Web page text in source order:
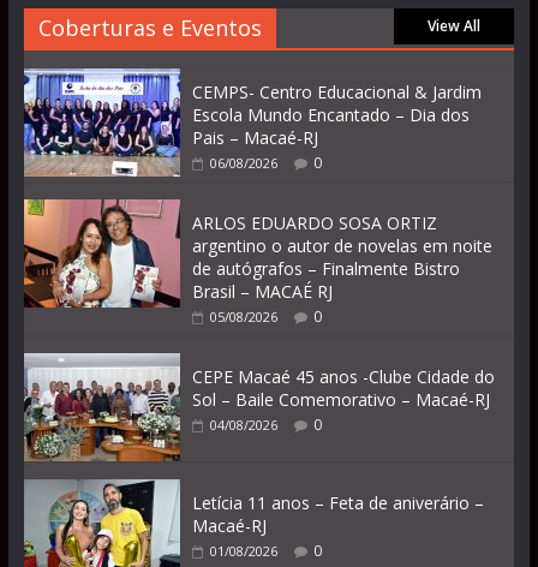
Coberturas e Eventos View All
CEMPS- Centro Educacional & Jardim
Escola Mundo Encantado – Dia dos
Pais – Macaé-RJ
06/08/2026 0
ARLOS EDUARDO SOSA ORTIZ
argentino o autor de novelas em noite
de autógrafos – Finalmente Bistro
Brasil – MACAÉ RJ
05/08/2026 0
CEPE Macaé 45 anos -Clube Cidade do
Sol – Baile Comemorativo – Macaé-RJ
04/08/2026 0
Letícia 11 anos – Feta de aniverário –
Macaé-RJ
01/08/2026 0